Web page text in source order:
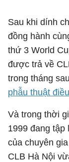
Sau khi dính
đồng hành
thứ 3 World
được trả về
trong tháng
phẫu thuật
Và trong thời
1999 đang
của chuyên
CLB Hà Nội